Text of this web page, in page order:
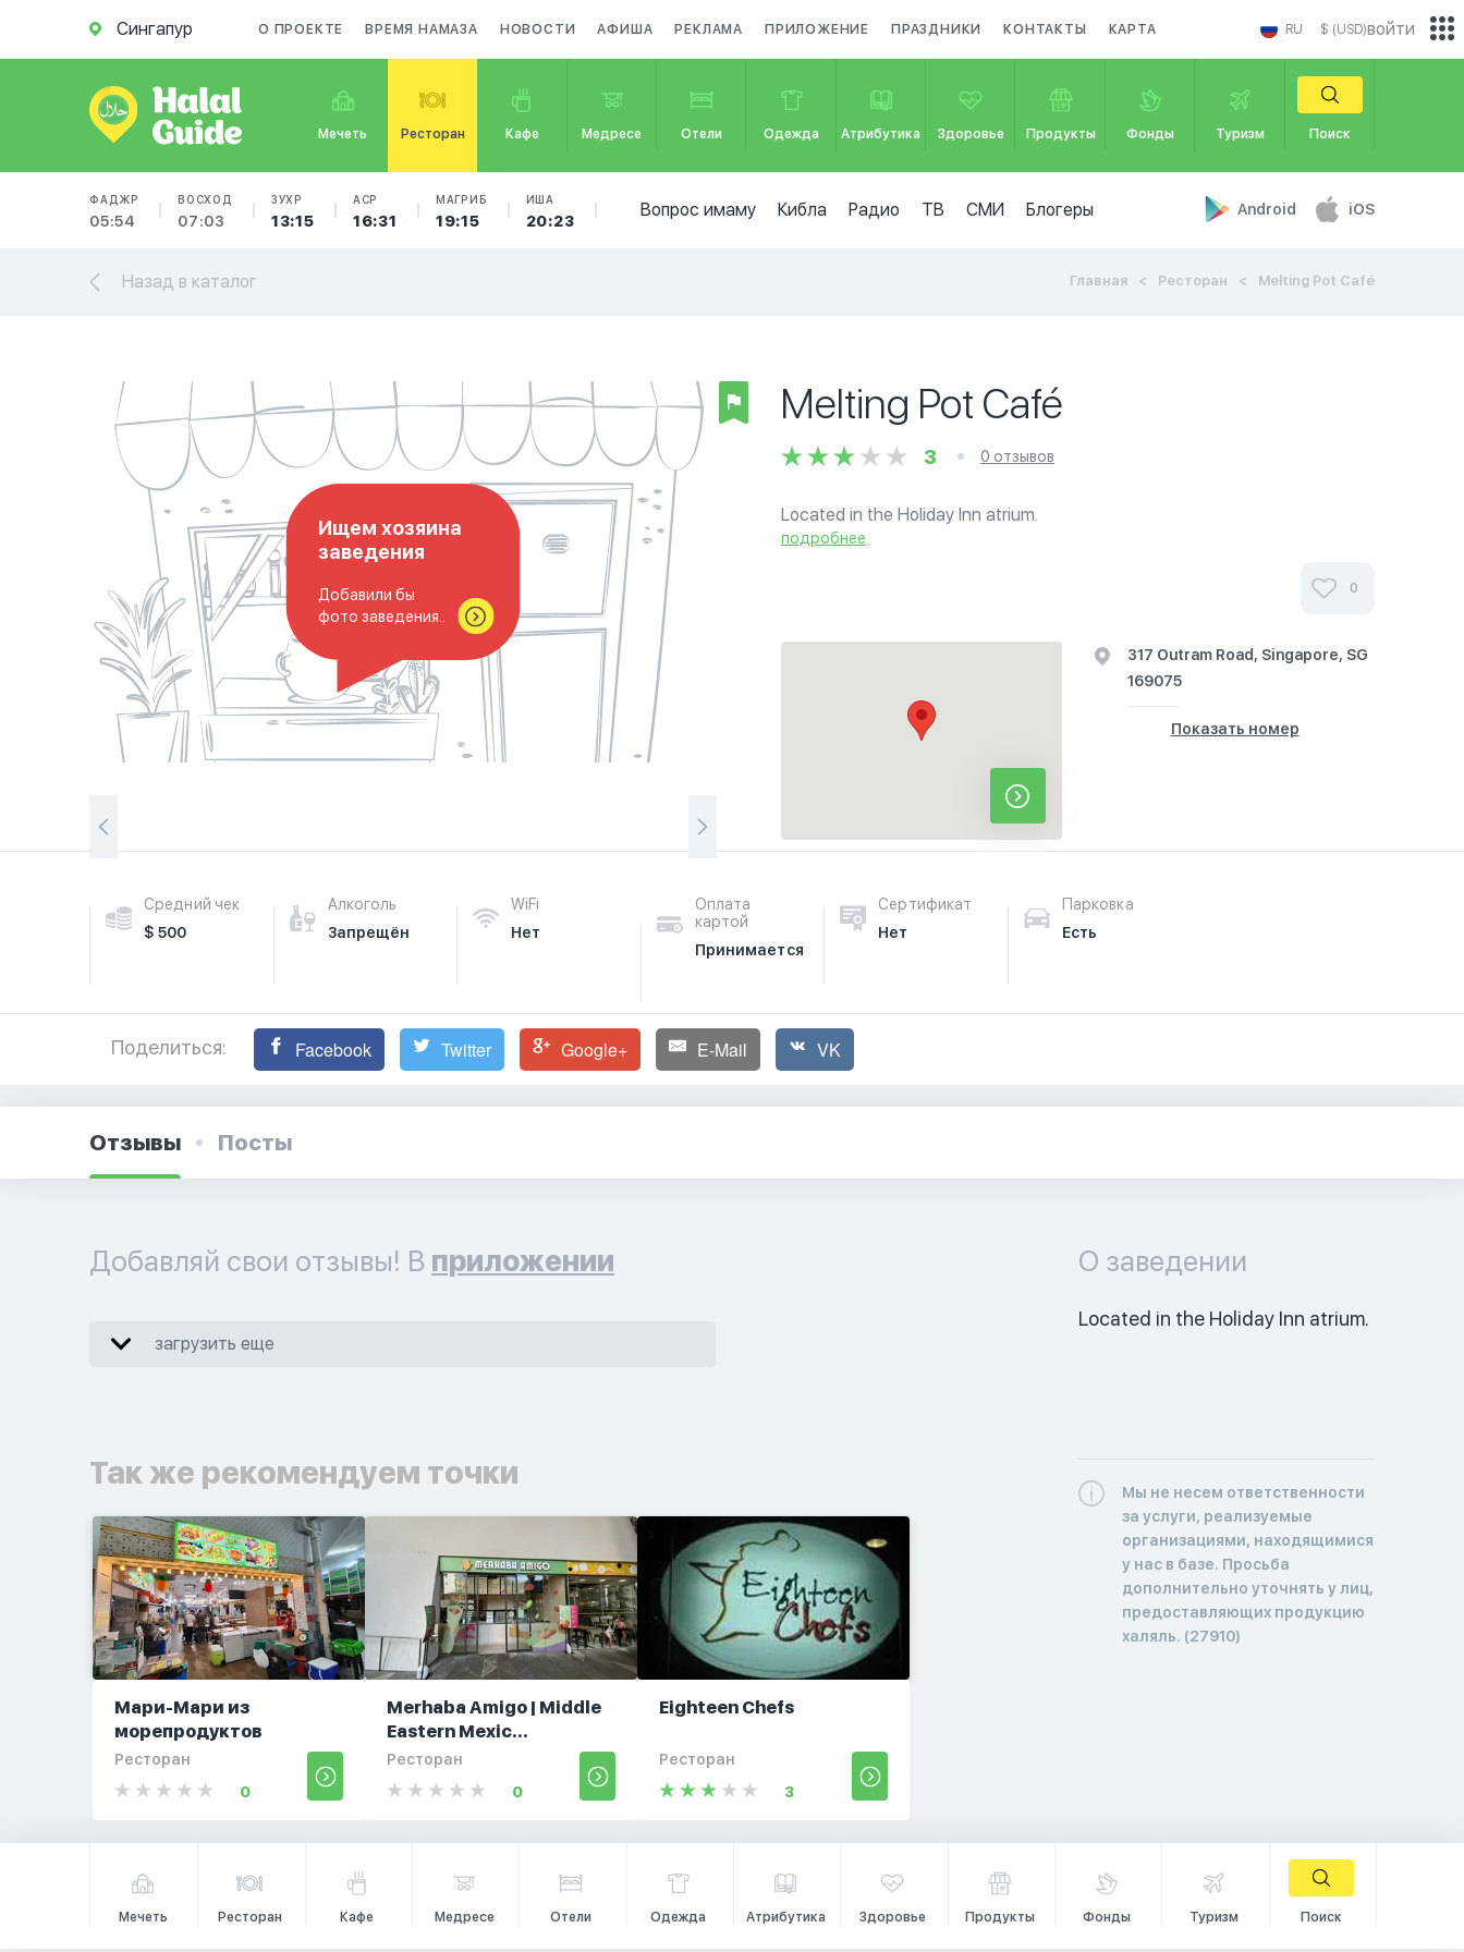
Сингапур О ПРОЕКТЕ ВРЕМЯ НАМАЗА НОВОСТИ АФИША РЕКЛАМА ПРИЛОЖЕНИЕ ПРАЗДНИКИ КОНТАКТЫ КАРТА RU $ (USD)
Мечеть Ресторан Кафе Медресе Отели Одежда Атрибутика Здоровье Продукты Фонды Туризм Поиск
ФАДЖР
05:54
ВОСХОД
07:03
ЗУХР
13:15
АСР
16:31
МАГРИБ
19:15
ИША
20:23
Вопрос имаму Кибла Радио ТВ СМИ Блогеры Android iOS
войти
Назад в каталог Главная Ресторан Melting Pot Café
Ищем хозяина
заведения
Добавили бы
фото заведения..
Melting Pot Café
3 0 отзывов
Located in the Holiday Inn atrium.
подробнее
0
317 Outram Road, Singapore, SG
169075
Показать номер
Средний чек
$ 500
Алкоголь
Запрещён
WiFi
Нет
Оплата
картой
Принимается
Сертификат
Нет
Парковка
Есть
Поделиться: Facebook Twitter Google+ E-Mail VK
Отзывы Посты
Добавляй свои отзывы! В приложении
загрузить еще
Так же рекомендуем точки
Мари-Мари из
морепродуктов
Ресторан
0
Merhaba Amigo | Middle
Eastern Mexic...
Ресторан
0
Eighteen Chefs
Ресторан
3
О заведении
Located in the Holiday Inn atrium.
Мы не несем ответственности
за услуги, реализуемые
организациями, находящимися
у нас в базе. Просьба
дополнительно уточнять у лиц,
предоставляющих продукцию
халяль. (27910)
Мечеть Ресторан Кафе Медресе Отели Одежда Атрибутика Здоровье Продукты Фонды Туризм Поиск